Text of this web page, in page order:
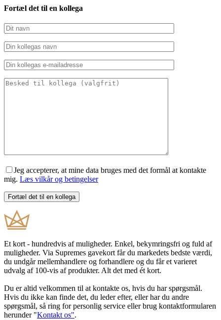
Fortæl det til en kollega
Jeg accepterer, at mine data bruges med det formål at kontakte
mig. Læs vilkår og betingelser
Et kort - hundredvis af muligheder. Enkel, bekymringsfri og fuld af
muligheder. Via Supremes gavekort får du markedets bedste værdi,
du undgår mellemhandlere og forhandlere og du får et varieret
udvalg af 100-vis af produkter. Alt det med ét kort.
Du er altid velkommen til at kontakte os, hvis du har spørgsmål.
Hvis du ikke kan finde det, du leder efter, eller har du andre
spørgsmål, så ring for personlig service eller brug kontaktformularen
herunder "Kontakt os".